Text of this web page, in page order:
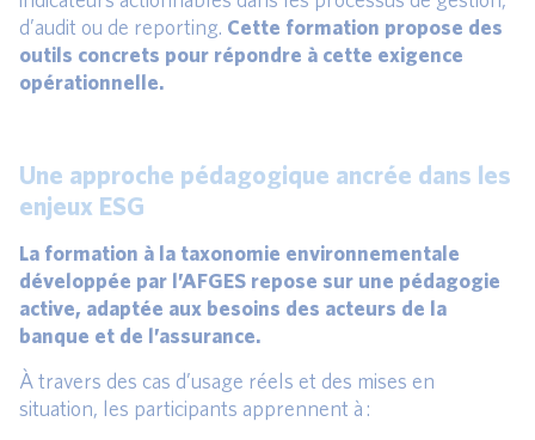
d’audit ou de reporting. Cette formation propose des
outils concrets pour répondre à cette exigence
opérationnelle.
Une approche pédagogique ancrée dans les
enjeux ESG
La formation à la taxonomie environnementale
développée par l’AFGES repose sur une pédagogie
active, adaptée aux besoins des acteurs de la
banque et de l’assurance.
À travers des cas d’usage réels et des mises en
situation, les participants apprennent à :